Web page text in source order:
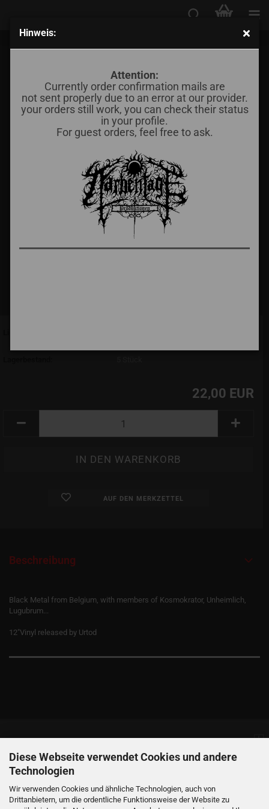
Diese Webseite verwendet Cookies und andere
Technologien
Wir verwenden Cookies und ähnliche Technologien, auch von
Drittanbietern, um die ordentliche Funktionsweise der Website zu
Hinweis:
Attention:
Currently order confirmation mails are
not sent properly due to an error at our provider.
your orders still work, you can check their status
in your profile.
For guest orders, feel free to ask.
Ish Kerioth - With Roman Precision (LP)
22,00 EUR
AUF DEN MERKZETTEL
Beschreibung
Black Metal from Belgium, with members of Kosmokrator, Unheimlich,
Lugubrum...
12"Vinyl released by Urtod
Informationen
Produkte